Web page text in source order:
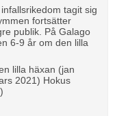
tagit sig
fortsätter
publik. På Galago
6-9 år om den lilla
lilla häxan (jan
2021) Hokus